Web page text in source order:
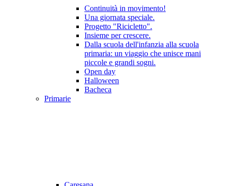
Continuità in movimento!
Una giornata speciale.
Progetto "Ricicletto".
Insieme per crescere.
Dalla scuola dell'infanzia alla scuola
primaria: un viaggio che unisce mani
piccole e grandi sogni.
Open day
Halloween
Bacheca
Primarie